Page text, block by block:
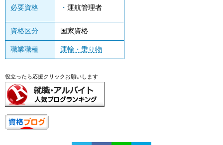
必要資格 運航管理者
資格区分 国家資格
職業職種 運輸・乗り物
役立ったら応援クリックお願いします